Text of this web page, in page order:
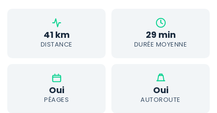
41 km
DISTANCE
29 min
DURÉE MOYENNE
Oui
PÉAGES
Oui
AUTOROUTE